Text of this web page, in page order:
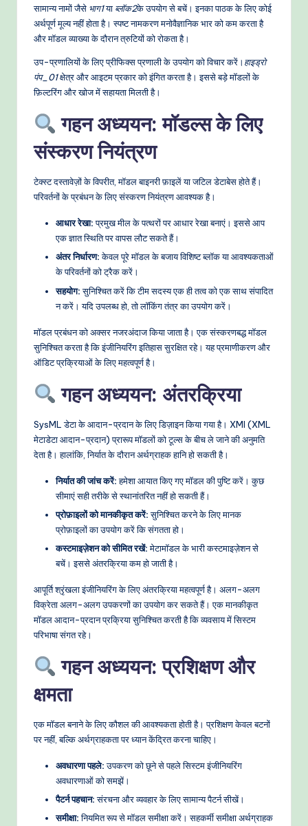
सामान्य नामों जैसे भाग1या ब्लॉक2के उपयोग से बचें। इनका पाठक के लिए कोई
अर्थपूर्ण मूल्य नहीं होता है। स्पष्ट नामकरण मनोवैज्ञानिक भार को कम करता है
और मॉडल व्याख्या के दौरान त्रुटियों को रोकता है।
उप-प्रणालियों के लिए प्रीफिक्स प्रणाली के उपयोग को विचार करें। हाइड्रो
पंप_01क्षेत्र और आइटम प्रकार को इंगित करता है। इससे बड़े मॉडलों के
फ़िल्टरिंग और खोज में सहायता मिलती है।
गहन अध्ययन: मॉडल्स के लिए
संस्करण नियंत्रण
टेक्स्ट दस्तावेज़ों के विपरीत, मॉडल बाइनरी फ़ाइलें या जटिल डेटाबेस होते हैं।
परिवर्तनों के प्रबंधन के लिए संस्करण नियंत्रण आवश्यक है।
आधार रेखा:प्रमुख मील के पत्थरों पर आधार रेखा बनाएं। इससे आप
एक ज्ञात स्थिति पर वापस लौट सकते हैं।
अंतर निर्धारण:केवल पूरे मॉडल के बजाय विशिष्ट ब्लॉक या आवश्यकताओं
के परिवर्तनों को ट्रैक करें।
सहयोग:सुनिश्चित करें कि टीम सदस्य एक ही तत्व को एक साथ संपादित
न करें। यदि उपलब्ध हो, तो लॉकिंग तंत्र का उपयोग करें।
मॉडल प्रबंधन को अक्सर नजरअंदाज किया जाता है। एक संस्करणबद्ध मॉडल
सुनिश्चित करता है कि इंजीनियरिंग इतिहास सुरक्षित रहे। यह प्रमाणीकरण और
ऑडिट प्रक्रियाओं के लिए महत्वपूर्ण है।
गहन अध्ययन: अंतरक्रिया
SysML डेटा के आदान-प्रदान के लिए डिज़ाइन किया गया है। XMI (XML
मेटाडेटा आदान-प्रदान) प्रारूप मॉडलों को टूल्स के बीच ले जाने की अनुमति
देता है। हालांकि, निर्यात के दौरान अर्थग्राहक हानि हो सकती है।
निर्यात की जांच करें:हमेशा आयात किए गए मॉडल की पुष्टि करें। कुछ
सीमाएं सही तरीके से स्थानांतरित नहीं हो सकती हैं।
प्रोफ़ाइलों को मानकीकृत करें:सुनिश्चित करने के लिए मानक
प्रोफ़ाइलों का उपयोग करें कि संगतता हो।
कस्टमाइज़ेशन को सीमित रखें:मेटामॉडल के भारी कस्टमाइज़ेशन से
बचें। इससे अंतरक्रिया कम हो जाती है।
आपूर्ति श्रृंखला इंजीनियरिंग के लिए अंतरक्रिया महत्वपूर्ण है। अलग-अलग
विक्रेता अलग-अलग उपकरणों का उपयोग कर सकते हैं। एक मानकीकृत
मॉडल आदान-प्रदान प्रक्रिया सुनिश्चित करती है कि व्यवसाय में सिस्टम
परिभाषा संगत रहे।
गहन अध्ययन: प्रशिक्षण और
क्षमता
एक मॉडल बनाने के लिए कौशल की आवश्यकता होती है। प्रशिक्षण केवल बटनों
पर नहीं, बल्कि अर्थग्राहकता पर ध्यान केंद्रित करना चाहिए।
अवधारणा पहले:उपकरण को छूने से पहले सिस्टम इंजीनियरिंग
अवधारणाओं को समझें।
पैटर्न पहचान:संरचना और व्यवहार के लिए सामान्य पैटर्न सीखें।
समीक्षा:नियमित रूप से मॉडल समीक्षा करें। सहकर्मी समीक्षा अर्थग्राहक